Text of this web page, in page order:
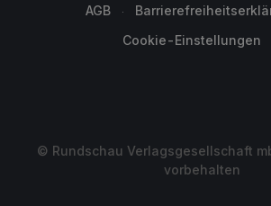
AGB
Cookie-Einstellungen
© Rundschau Verlagsgesellschaft
vorbehalten